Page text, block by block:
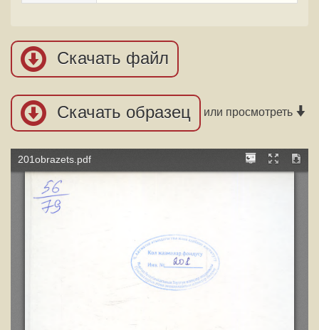
Скачать файл
Скачать образец или просмотреть